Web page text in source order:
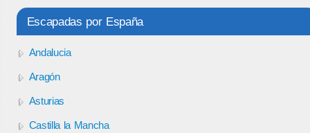
Escapadas por España
Andalucia
Aragón
Asturias
Castilla la Mancha